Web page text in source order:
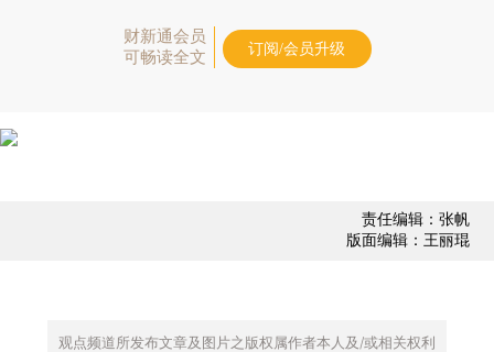
财新通会员
可畅读全文
订阅/会员升级
责任编辑：张帆
版面编辑：王丽琨
观点频道所发布文章及图片之版权属作者本人及/或相关权利